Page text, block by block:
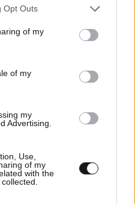
uses one or more Google
behaviour. You may click to
and its third-party tags to
purposes in below Google
Opt Outs
of my
of my
my
Advertising.
Use,
of my
with the
Κατσαγάνης: Μια
ταινίας και μετρά